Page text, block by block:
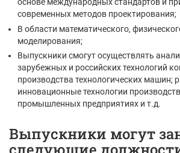
основе международных стандартов и
современных методов проектирования;
В области математического,
моделирования;
Выпускники смогут осуществлять
зарубежных и российских технологий
производства технологических машин;
инновационные технологии
промышленных предприятиях и т.д.
Выпускники могут